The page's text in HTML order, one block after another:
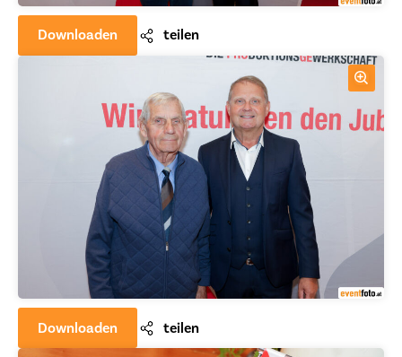
Downloaden teilen
Downloaden teilen